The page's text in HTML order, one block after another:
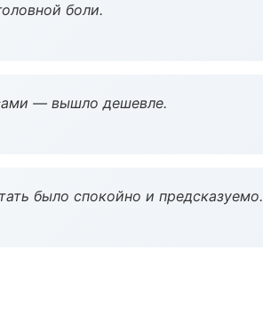
боли.
— вышло дешевле.
было спокойно и предсказуемо.